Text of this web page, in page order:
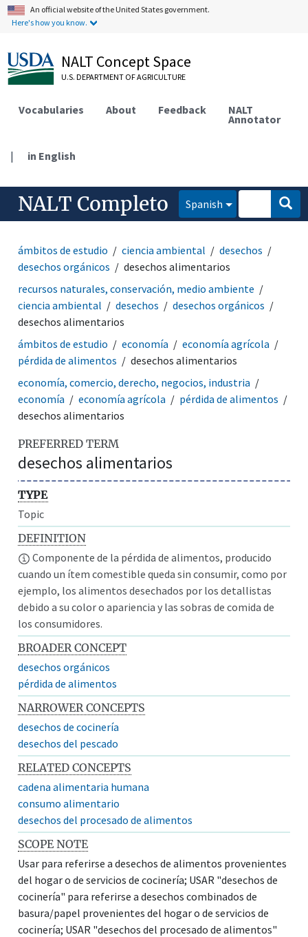
An official website of the United States government.
Here's how you know.
NALT Concept Space
U.S. DEPARTMENT OF AGRICULTURE
Vocabularies About Feedback NALT
Annotator
| in English
NALT Completo Spanish
ámbitos de estudio ciencia ambiental
desechos
desechos orgánicos
desechos alimentarios
recursos naturales, conservación, medio ambiente
ciencia ambiental
desechos
desechos orgánicos
desechos alimentarios
ámbitos de estudio
economía
economía agrícola
pérdida de alimentos
desechos alimentarios
economía, comercio, derecho, negocios, industria
economía
economía agrícola
pérdida de alimentos
desechos alimentarios
PREFERRED TERM
desechos alimentarios
TYPE
Topic
DEFINITION
Componente de la pérdida de alimentos, producido
cuando un ítem comestible queda sin consumir, como por
ejemplo, los alimentos desechados por los detallistas
debido a su color o apariencia y las sobras de comida de
los consumidores.
BROADER CONCEPT
desechos orgánicos
pérdida de alimentos
NARROWER CONCEPTS
desechos de cocinería
desechos del pescado
RELATED CONCEPTS
cadena alimentaria humana
consumo alimentario
desechos del procesado de alimentos
SCOPE NOTE
Usar para referirse a desechos de alimentos provenientes
del hogar o de servicios de cocinería; USAR "desechos de
cocinería" para referirse a desechos combinados de
basura/papel provenientes del hogar o de servicios de
cocinería; USAR "desechos del procesado de alimentos"